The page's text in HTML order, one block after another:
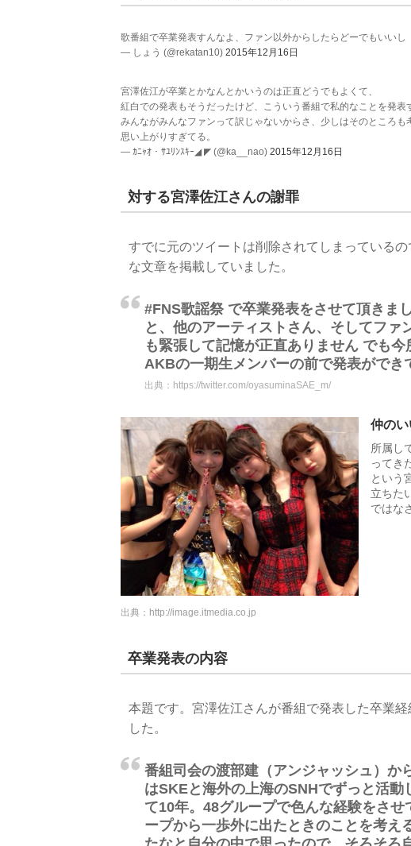
歌番組で卒業発表すんなよ、ファン以外からしたらどーでもいいし
— しょう (@rekatan10) 2015年12月16日
宮澤佐江が卒業とかなんとかいうのは正直どうでもよくて、
紅白での発表もそうだったけど、こういう番組で私的なことを発表
みんながみんなファンって訳じゃないからさ、少しはそのところ
思い上がりすぎてる。
— ｶﾆｬｵ・ｻﾕﾘﾝｽｷｰ◢ ◤ (@ka__nao) 2015年12月16日
対する宮澤佐江さんの謝罪
すでに元のツイートは削除されてしまっている
な文章を掲載していました。
#FNS歌謡祭 で卒業発表をさせて頂きま
と、他のアーティストさん、そしてファ
も緊張して記憶が正直ありません でも
AKBの一期生メンバーの前で発表ができ
出典： https://twitter.com/oyasuminaSAE_m/
仲のい
所属し
ってき
という
立ちた
ではな
出典： http://image.itmedia.co.jp
卒業発表の内容
本題です。宮澤佐江さんが番組で発表した卒業
した。
番組司会の渡部建（アンジャッシュ）か
はSKEと海外の上海のSNHでずっと活
て10年。48グループで色んな経験をさ
ープから一歩外に出たときのことを考え